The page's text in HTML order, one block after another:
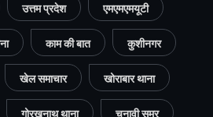
उत्तम प्रदेश एमएमएमयूटी
काम की बात कुशीनगर
खेल समाचार खोराबार थाना
गोरखनाथ थाना चुनावी समर